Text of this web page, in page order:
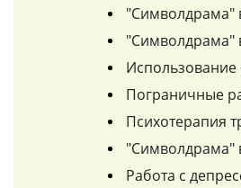
"Символдрама"
"Символдрама"
Пограничные
Психотерапия
"Символдрама"
Работа с